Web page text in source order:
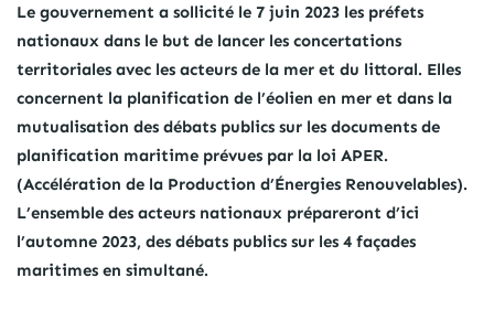
Le gouvernement a sollicité le 7 juin 2023 les préfets
nationaux dans le but de lancer les concertations
territoriales avec les acteurs de la mer et du littoral. Elles
concernent la planification de l’éolien en mer et dans la
mutualisation des débats publics sur les documents de
planification maritime prévues par la loi APER.
(Accélération de la Production d’Énergies Renouvelables).
L’ensemble des acteurs nationaux prépareront d’ici
l’automne 2023, des débats publics sur les 4 façades
maritimes en simultané.